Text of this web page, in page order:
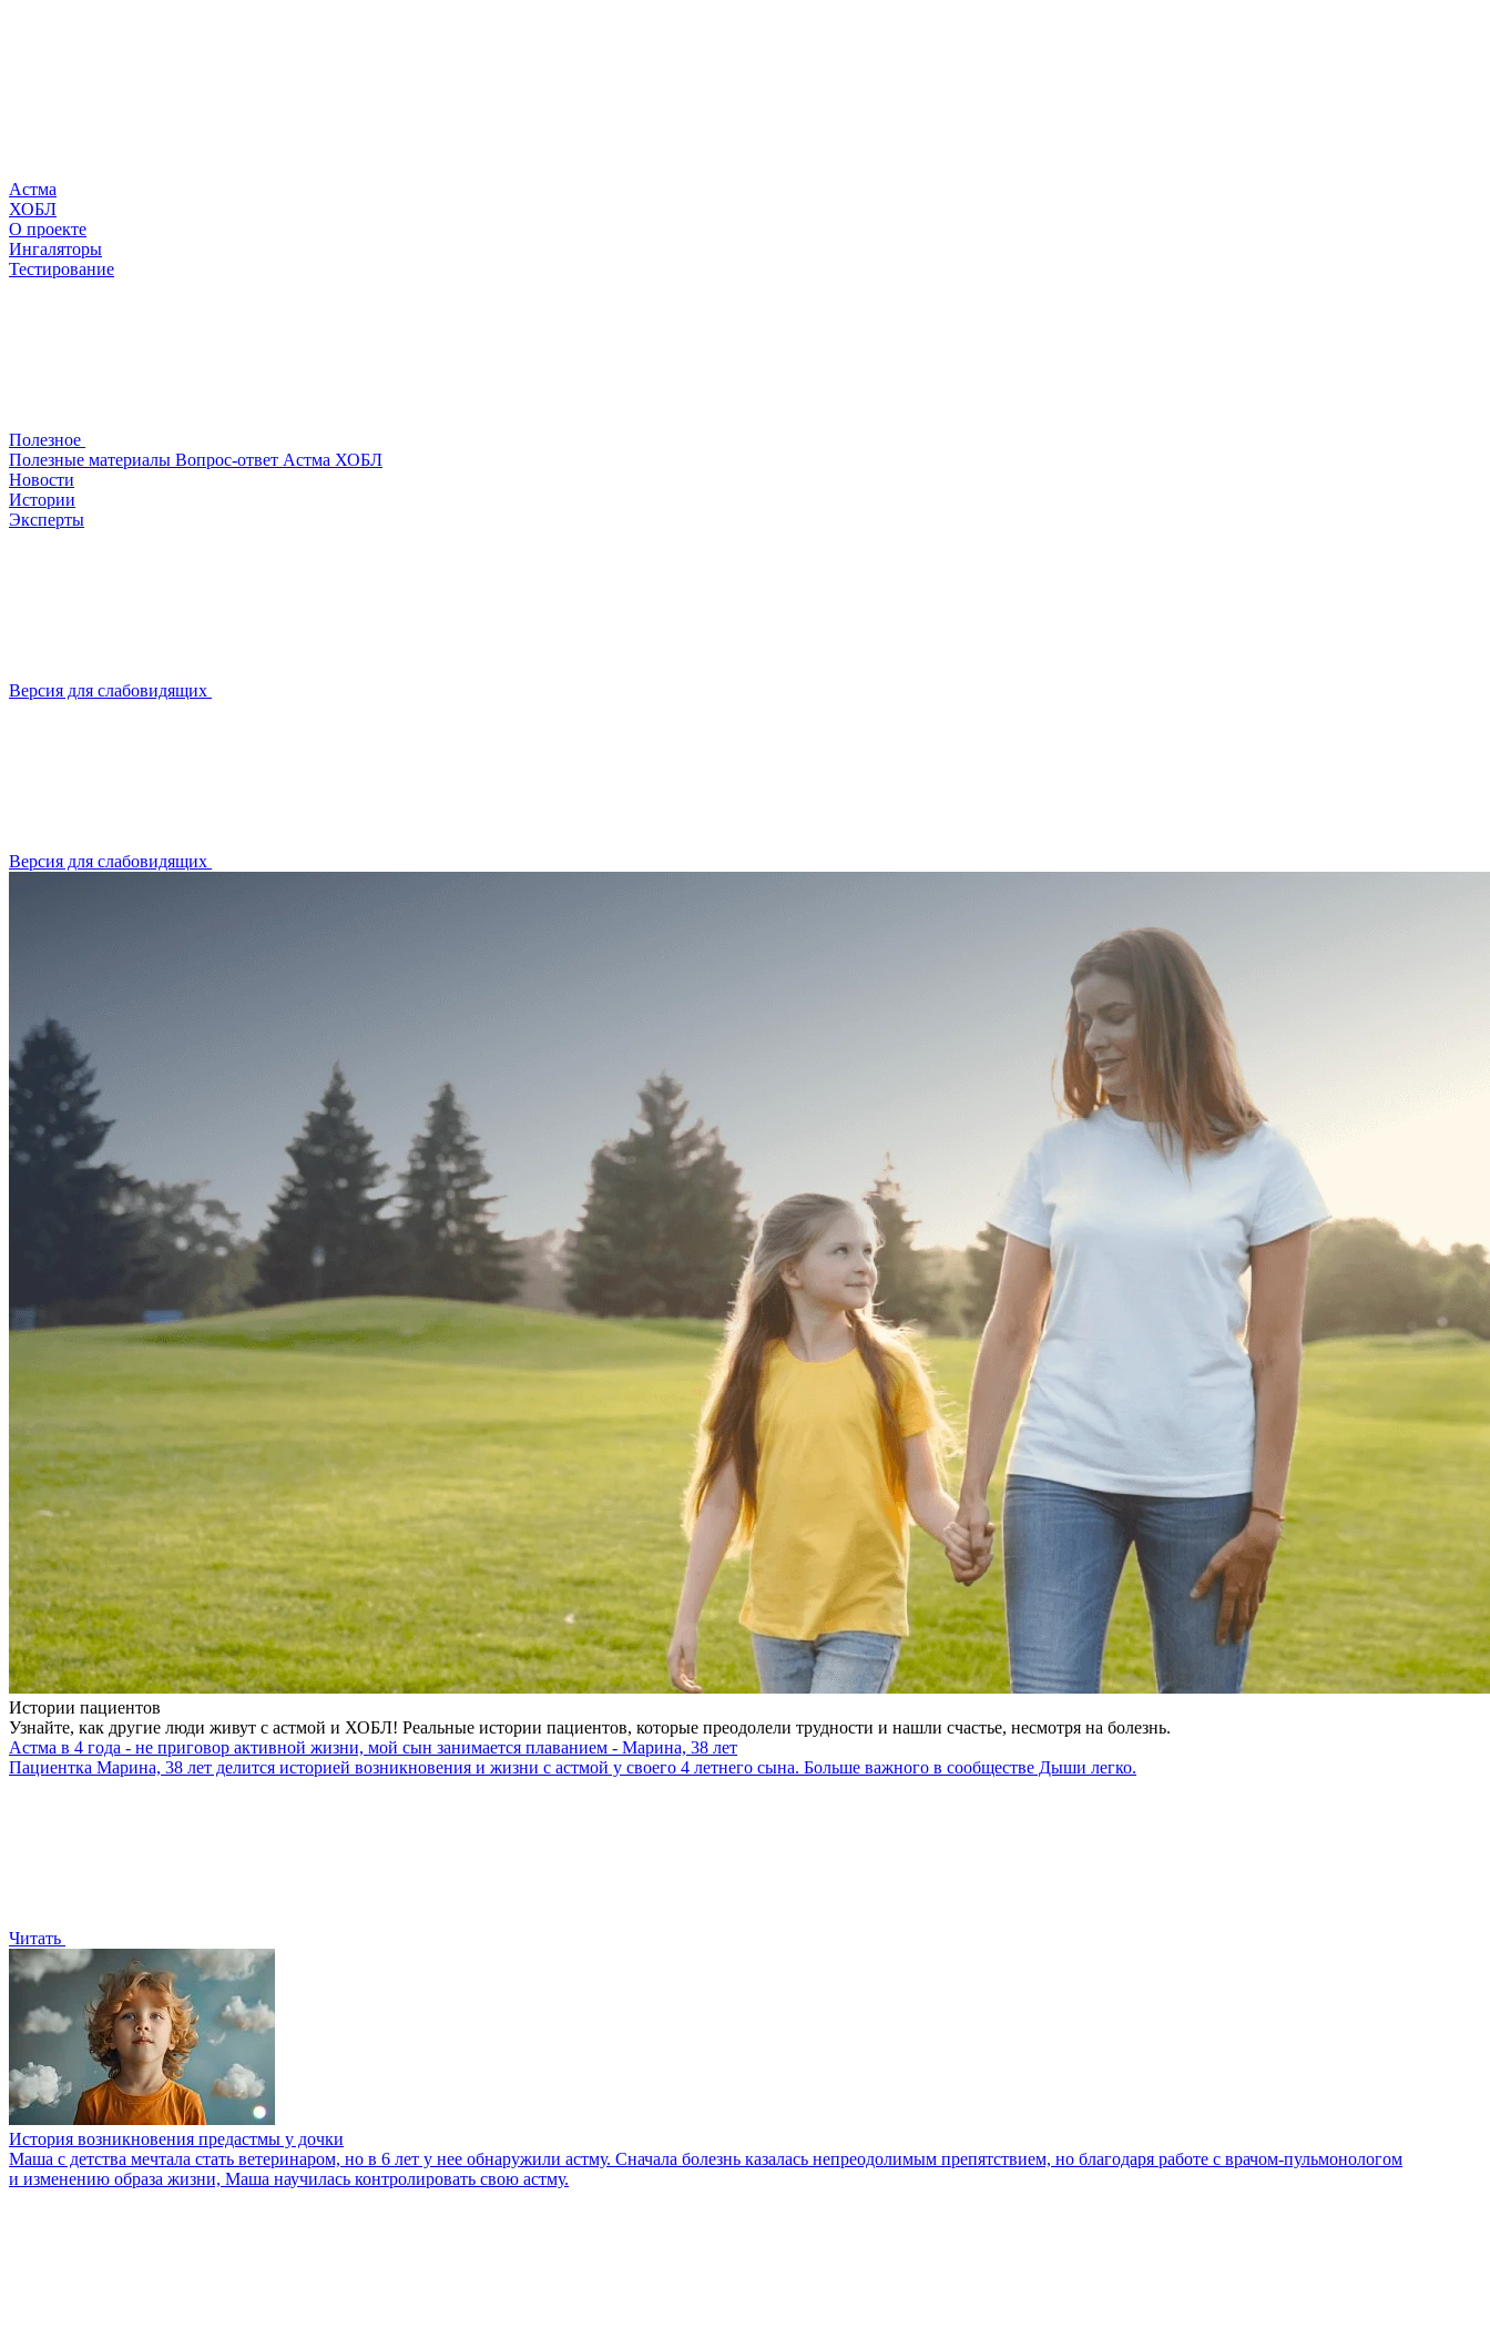
Астма
ХОБЛ
О проекте
Ингаляторы
Тестирование
Полезное
Полезные материалы Вопрос-ответ Астма ХОБЛ
Новости
Истории
Эксперты
Версия для слабовидящих
Версия для слабовидящих
Истории пациентов
Узнайте, как другие люди живут с астмой и ХОБЛ! Реальные истории пациентов, которые преодолели трудности и нашли счастье, несмотря на болезнь.
Астма в 4 года - не приговор активной жизни, мой сын занимается плаванием - Марина, 38 лет
Пациентка Марина, 38 лет делится историей возникновения и жизни с астмой у своего 4 летнего сына. Больше важного в сообществе Дыши легко.
Читать
История возникновения предастмы у дочки
Маша с детства мечтала стать ветеринаром, но в 6 лет у нее обнаружили астму. Сначала болезнь казалась непреодолимым препятствием, но благодаря работе с врачом-пульмонологом
и изменению образа жизни, Маша научилась контролировать свою астму.